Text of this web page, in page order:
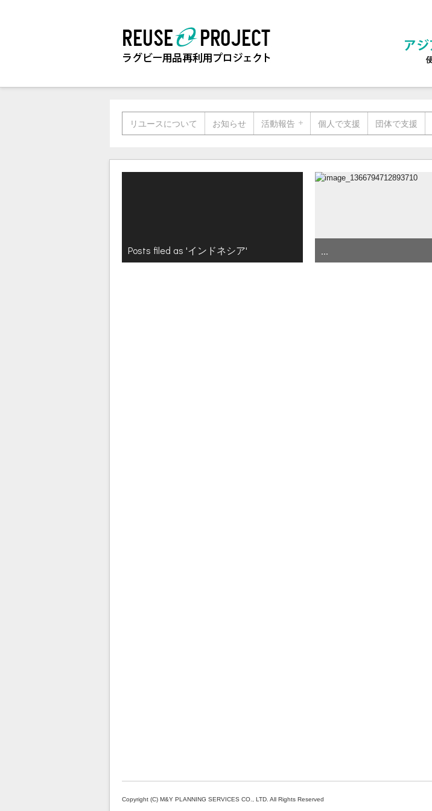
リユースについて お知らせ 活動報告 個人で支援 団体で支援
Posts filed as 'インドネシア' ...
Copyright (C) M&Y PLANNING SERVICES CO., LTD. All Rights Reserved